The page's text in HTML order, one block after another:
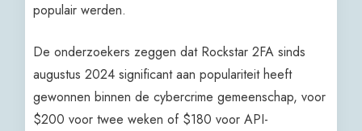
populair werden.
De onderzoekers zeggen dat Rockstar 2FA sinds
augustus 2024 significant aan populariteit heeft
gewonnen binnen de cybercrime gemeenschap, voor
$200 voor twee weken of $180 voor API-